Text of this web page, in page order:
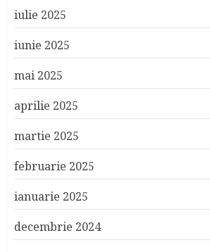
iulie 2025
iunie 2025
mai 2025
aprilie 2025
martie 2025
februarie 2025
ianuarie 2025
decembrie 2024